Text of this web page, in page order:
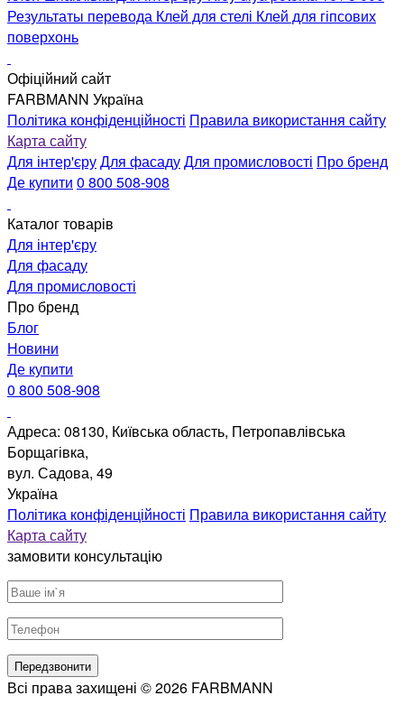
Результаты перевода Клей для стелі Клей для гіпсових
поверхонь
Офіційний сайт
FARBMANN Україна
Політика конфіденційності Правила використання сайту
Карта сайту
Для інтер'єруДля фасадуДля промисловості Про бренд
Де купити 0 800 508-908
Каталог товарів
Для інтер'єру
Для фасаду
Для промисловості
Про бренд
Блог
Новини
Де купити
0 800 508-908
Адреса: 08130, Київська область, Петропавлівська
Борщагівка,
вул. Садова, 49
Україна
Політика конфіденційності Правила використання сайту
Карта сайту
замовити консультацію
Всі права захищені © 2026 FARBMANN